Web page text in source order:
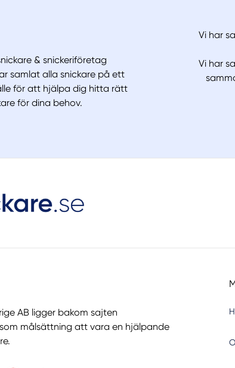
& snickeriföretag
samlat alla snickare på ett
för att hjälpa dig hitta rätt
för dina behov.
Vi har
Vi har
AB ligger bakom sajten
målsättning att vara en hjälpande